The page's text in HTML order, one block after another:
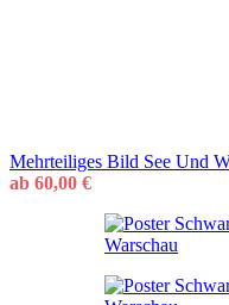
Mehrteiliges Bild See Und
ab 60,00 €